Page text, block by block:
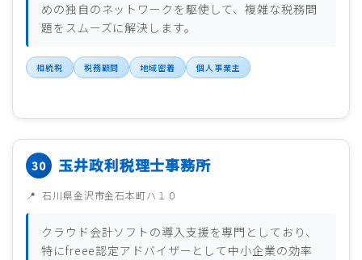
めの独自のネットワークを駆使して、複雑な税務問
題をスムーズに解決します。
相続税 税務顧問 地域密着 個人事業主
玉井政利税理士事務所
石川県金沢市金石本町ハ１０
クラウド会計ソフトの導入支援を専門としており、
特にfreee認定アドバイザーとして中小企業の効率